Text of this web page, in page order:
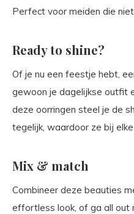
Perfect voor meiden die
Ready to shine?
Of je nu een feestje hebt,
gewoon je dagelijkse outfit
deze oorringen steel je de
tegelijk, waardoor ze bij
Mix & match
Combineer deze beauties
effortless look, of ga all